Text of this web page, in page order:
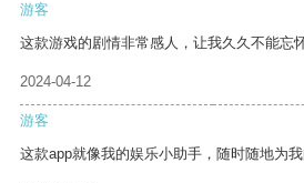
游客
这款游戏的剧情非常感人，让我久久不能忘怀
2024-04-12
游客
这款app就像我的娱乐小助手，随时随地为我